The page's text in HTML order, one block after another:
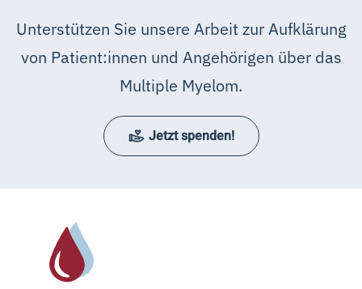
Unterstützen Sie unsere Arbeit zur Aufklärung
von Patient:innen und Angehörigen über das
Multiple Myelom.
Jetzt spenden!